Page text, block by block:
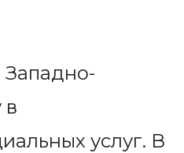
Западно-
в
услуг. В